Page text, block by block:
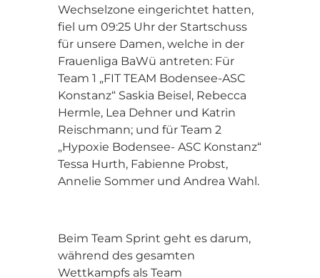
Wechselzone eingerichtet hatten,
fiel um 09:25 Uhr der Startschuss
für unsere Damen, welche in der
Frauenliga BaWü antreten: Für
Team 1 „FIT TEAM Bodensee-ASC
Konstanz“ Saskia Beisel, Rebecca
Hermle, Lea Dehner und Katrin
Reischmann; und für Team 2
„Hypoxie Bodensee- ASC Konstanz“
Tessa Hurth, Fabienne Probst,
Annelie Sommer und Andrea Wahl.
Beim Team Sprint geht es darum,
während des gesamten
Wettkampfs als Team